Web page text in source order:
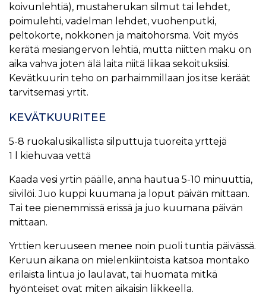
koivunlehtiä), mustaherukan silmut tai lehdet,
poimulehti, vadelman lehdet, vuohenputki,
peltokorte, nokkonen ja maitohorsma. Voit myös
kerätä mesiangervon lehtiä, mutta niitten maku on
aika vahva joten älä laita niitä liikaa sekoituksiisi.
Kevätkuurin teho on parhaimmillaan jos itse keräät
tarvitsemasi yrtit.
KEVÄTKUURITEE
5-8 ruokalusikallista silputtuja tuoreita yrttejä
1 l kiehuvaa vettä
Kaada vesi yrtin päälle, anna hautua 5-10 minuuttia,
siivilöi. Juo kuppi kuumana ja loput päivän mittaan.
Tai tee pienemmissä erissä ja juo kuumana päivän
mittaan.
Yrttien keruuseen menee noin puoli tuntia päivässä.
Keruun aikana on mielenkiintoista katsoa montako
erilaista lintua jo laulavat, tai huomata mitkä
hyönteiset ovat miten aikaisin liikkeella.